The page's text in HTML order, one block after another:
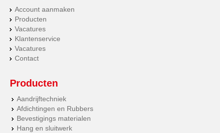
Account aanmaken
Producten
Vacatures
Klantenservice
Vacatures
Contact
Producten
Aandrijftechniek
Afdichtingen en Rubbers
Bevestigings materialen
Hang en sluitwerk